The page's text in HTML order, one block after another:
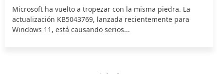
Microsoft ha vuelto a tropezar con la misma piedra. La
actualización KB5043769, lanzada recientemente para
Windows 11, está causando serios...